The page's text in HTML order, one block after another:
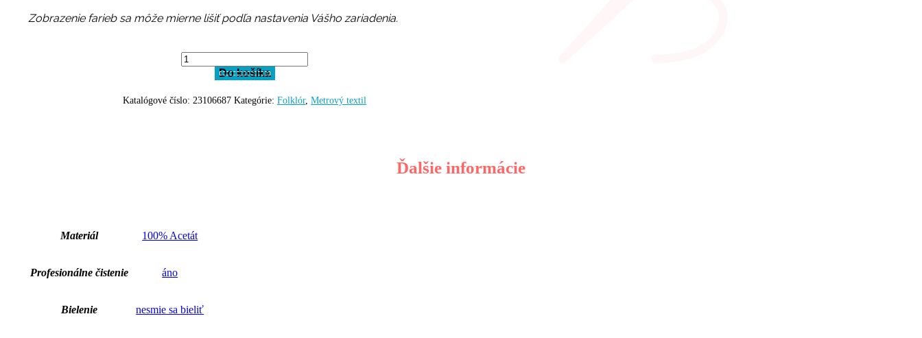
Zobrazenie farieb sa môže mierne líšiť podľa nastavenia Vášho zariadenia.
množstvo
Hodváb
HO0026
Do košíka
Katalógové číslo:23106687 Kategórie:Folklór,Metrový textil
Ďalšie informácie
Materiál 100% Acetát
Profesionálne čistenie áno
Bielenie nesmie sa bieliť